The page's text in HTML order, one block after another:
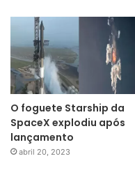
O foguete Starship da
SpaceX explodiu após
lançamento
abril 20, 2023